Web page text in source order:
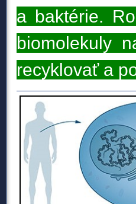
a baktérie.
biomolekuly
recyklovať a